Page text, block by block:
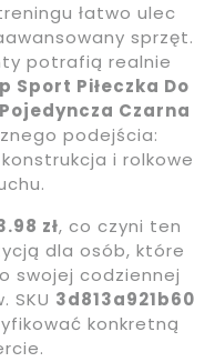
łatwo ulec
sprzęt.
potrafią realnie
Sport Piłeczka Do
Czarna
podejścia:
i rolkowe
zł, co czyni ten
dla osób, które
swojej codziennej
SKU 3d813a921b60
konkretną